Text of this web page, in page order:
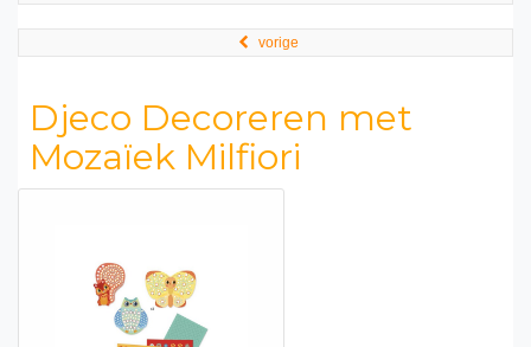
vorige
Djeco Decoreren met
Mozaïek Milfiori